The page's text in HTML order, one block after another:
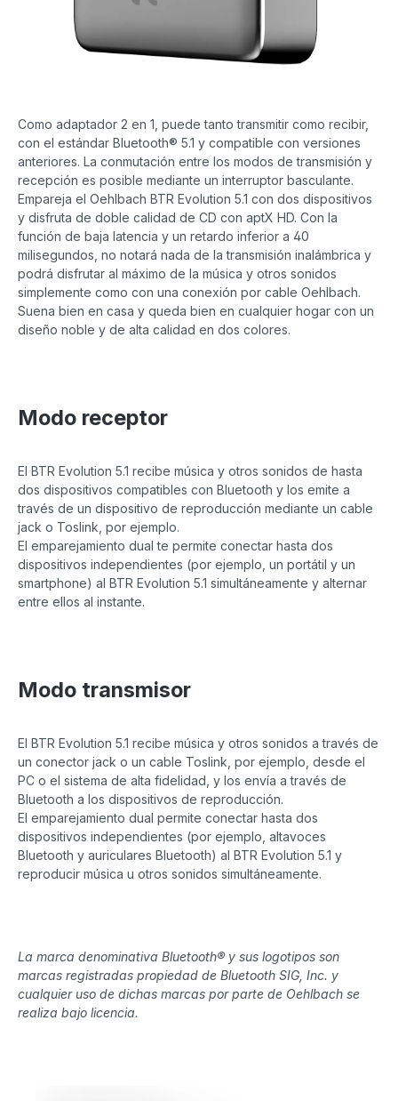
Como adaptador 2 en 1, puede tanto transmitir como recibir,
con el estándar Bluetooth® 5.1 y compatible con versiones
anteriores. La conmutación entre los modos de transmisión y
recepción es posible mediante un interruptor basculante.
Empareja el Oehlbach BTR Evolution 5.1 con dos dispositivos
y disfruta de doble calidad de CD con aptX HD. Con la
función de baja latencia y un retardo inferior a 40
milisegundos, no notará nada de la transmisión inalámbrica y
podrá disfrutar al máximo de la música y otros sonidos
simplemente como con una conexión por cable Oehlbach.
Suena bien en casa y queda bien en cualquier hogar con un
diseño noble y de alta calidad en dos colores.
Modo receptor
El BTR Evolution 5.1 recibe música y otros sonidos de hasta
dos dispositivos compatibles con Bluetooth y los emite a
través de un dispositivo de reproducción mediante un cable
jack o Toslink, por ejemplo.
El emparejamiento dual te permite conectar hasta dos
dispositivos independientes (por ejemplo, un portátil y un
smartphone) al BTR Evolution 5.1 simultáneamente y alternar
entre ellos al instante.
Modo transmisor
El BTR Evolution 5.1 recibe música y otros sonidos a través de
un conector jack o un cable Toslink, por ejemplo, desde el
PC o el sistema de alta fidelidad, y los envía a través de
Bluetooth a los dispositivos de reproducción.
El emparejamiento dual permite conectar hasta dos
dispositivos independientes (por ejemplo, altavoces
Bluetooth y auriculares Bluetooth) al BTR Evolution 5.1 y
reproducir música u otros sonidos simultáneamente.
La marca denominativa Bluetooth® y sus logotipos son
marcas registradas propiedad de Bluetooth SIG, Inc. y
cualquier uso de dichas marcas por parte de Oehlbach se
realiza bajo licencia.